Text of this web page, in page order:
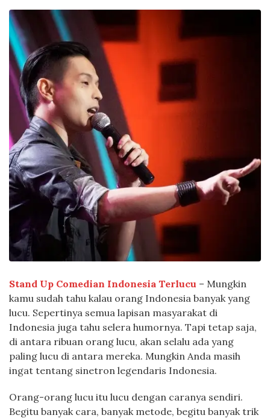
Stand Up Comedian Indonesia Terlucu – Mungkin
kamu sudah tahu kalau orang Indonesia banyak yang
lucu. Sepertinya semua lapisan masyarakat di
Indonesia juga tahu selera humornya. Tapi tetap saja,
di antara ribuan orang lucu, akan selalu ada yang
paling lucu di antara mereka. Mungkin Anda masih
ingat tentang sinetron legendaris Indonesia.
Orang-orang lucu itu lucu dengan caranya sendiri.
Begitu banyak cara, banyak metode, begitu banyak trik